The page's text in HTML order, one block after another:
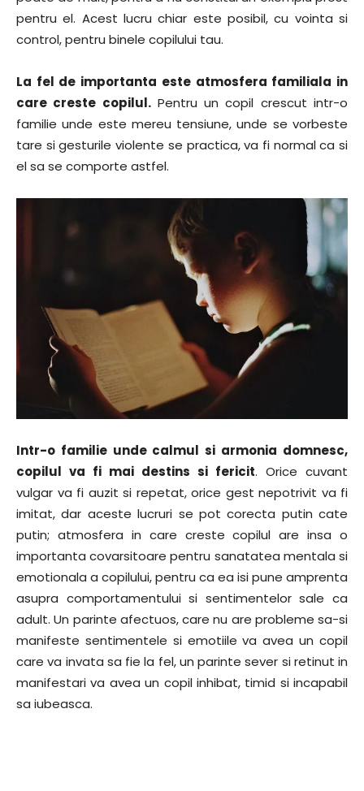
pentru el. Acest lucru chiar este posibil, cu vointa si
control, pentru binele copilului tau.
La fel de importanta este atmosfera familiala in
care creste copilul.Pentru un copil crescut intr-o
familie unde este mereu tensiune, unde se vorbeste
tare si gesturile violente se practica, va fi normal ca si
el sa se comporte astfel.
Intr-o familie unde calmul si armonia domnesc,
copilul va fi mai destins si fericit. Orice cuvant
vulgar va fi auzit si repetat, orice gest nepotrivit va fi
imitat, dar aceste lucruri se pot corecta putin cate
putin; atmosfera in care creste copilul are insa o
importanta covarsitoare pentru sanatatea mentala si
emotionala a copilului, pentru ca ea isi pune amprenta
asupra comportamentului si sentimentelor sale ca
adult. Un parinte afectuos, care nu are probleme sa-si
manifeste sentimentele si emotiile va avea un copil
care va invata sa fie la fel, un parinte sever si retinut in
manifestari va avea un copil inhibat, timid si incapabil
sa iubeasca.